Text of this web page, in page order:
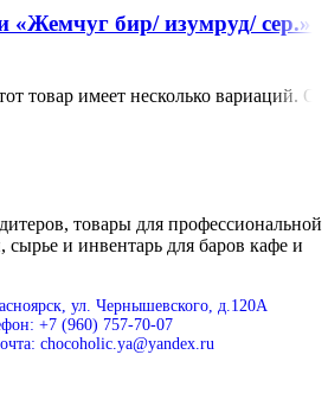
«Жемчуг бир/ изумруд/ сер.»
товар имеет несколько вариаций.
товары для профессиональной
и инвентарь для баров кафе и
ул. Чернышевского, д.120А
+7 (960) 757-70-07
chocoholic.ya@yandex.ru